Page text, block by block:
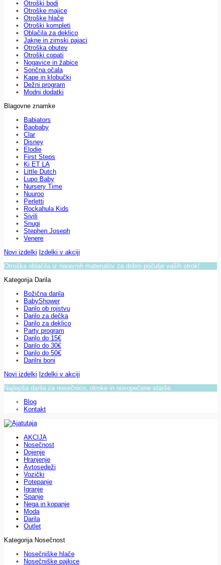
Otroški bodi
Otroške majice
Otroške hlače
Otroški kompleti
Oblačila za deklico
Jakne in zimski pajaci
Otroška obutev
Otroški copati
Nogavice in žabice
Sončna očala
Kape in klobučki
Dežni program
Modni dodatki
Blagovne znamke
Babiators
Baobaby
Clar
Disney
Elodie
First Steps
Ki ET LA
Little Dutch
Lupo Baby
Nursery Time
Nuuroo
Perletti
Rockahula Kids
Sivili
Snugi
Stephen Joseph
Venere
Novi izdelki Izdelki v akciji
Otroška oblačila iz naravnih materialov za dobro počutje vaših otrok!
Kategorija Darila
Božična darila
BabyShower
Darilo ob rojstvu
Darilo za dečka
Darilo za deklico
Party program
Darilo do 15€
Darilo do 30€
Darilo do 50€
Darilni boni
Novi izdelki Izdelki v akciji
Najlepša darila za nosečnico, otroke in novopečene starše.
Blog
Kontakt
AKCIJA
Nosečnost
Dojenje
Hranjenje
Avtosedeži
Vozički
Potepanje
Igranje
Spanje
Nega in kopanje
Moda
Darila
Outlet
Kategorija Nosečnost
Nosečniške hlače
Nosečniške pajkice